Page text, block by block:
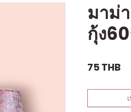
มาม่
กุ้ง
75 THB